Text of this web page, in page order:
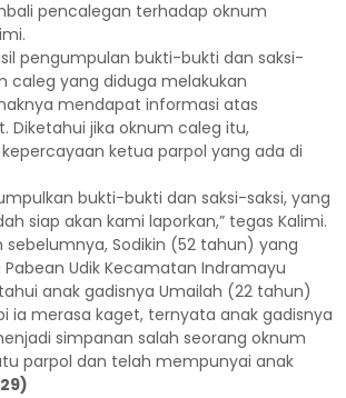
pencalegan terhadap oknum
pengumpulan bukti-bukti dan saksi-
caleg yang diduga melakukan
mendapat informasi atas
Diketahui jika oknum caleg itu,
ketua parpol yang ada di
bukti-bukti dan saksi-saksi, yang
siap akan kami laporkan,” tegas Kalimi.
sebelumnya, Sodikin (52 tahun) yang
Udik Kecamatan Indramayu
anak gadisnya Umailah (22 tahun)
ia merasa kaget, ternyata anak gadisnya
simpanan salah seorang oknum
parpol dan telah mempunyai anak